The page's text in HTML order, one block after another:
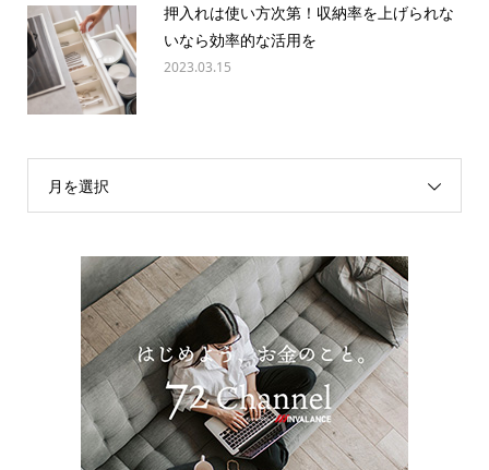
押入れは使い方次第！収納率を上げられな
いなら効率的な活用を
2023.03.15
月を選択